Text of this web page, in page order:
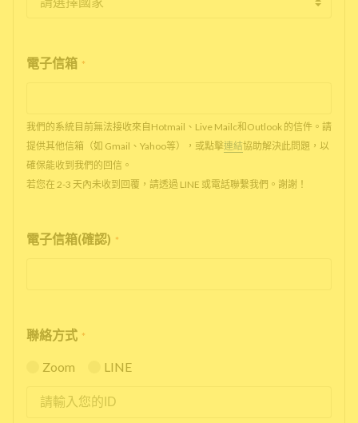
電子信箱 *
我們的系統目前無法接收來自Hotmail、Live Mailc和Outlook 的信件。請
提供其他信箱（如 Gmail、Yahoo等），或點擊連結協助解決此問題，以
確保能收到我們的回信。
若您在 2-3 天內未收到回覆，請透過 LINE 或電話聯繫我們。謝謝！
電子信箱(確認) *
聯絡方式 *
Zoom LINE